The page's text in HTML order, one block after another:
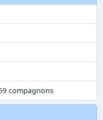
compagnons